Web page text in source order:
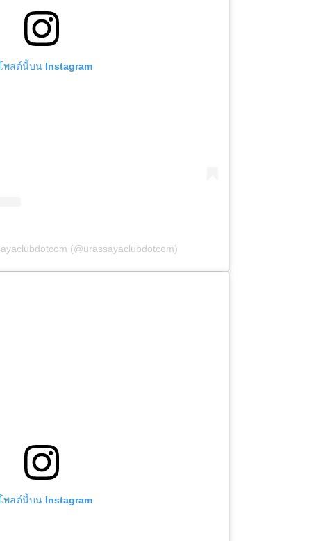
พสต์นี้บน Instagram
(@urassayaclubdotcom)
พสต์นี้บน Instagram